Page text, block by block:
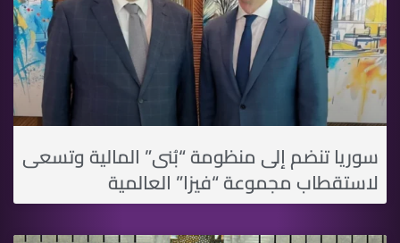
سوريا تنضم إلى منظومة “بُنى” المالية وتسعى
لاستقطاب مجموعة “فيزا” العالمية